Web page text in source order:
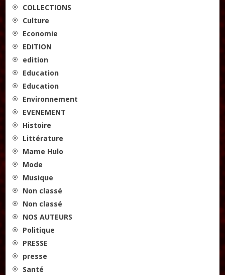
COLLECTIONS
Culture
Economie
EDITION
edition
Education
Education
Environnement
EVENEMENT
Histoire
Littérature
Mame Hulo
Mode
Musique
Non classé
Non classé
NOS AUTEURS
Politique
PRESSE
presse
Santé